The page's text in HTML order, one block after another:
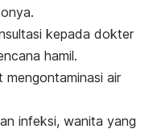
kepada dokter
hamil.
air
infeksi, wanita yang